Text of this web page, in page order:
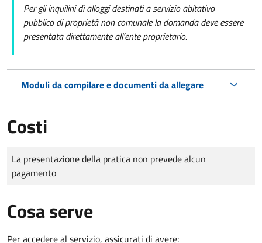
Per gli inquilini di alloggi destinati a servizio abitativo
pubblico di proprietà non comunale la domanda deve essere
presentata direttamente all’ente proprietario.
Moduli da compilare e documenti da allegare
Costi
Tipo di pagamento
Importo
La presentazione della pratica non prevede alcun
pagamento
Cosa serve
Per accedere al servizio, assicurati di avere: